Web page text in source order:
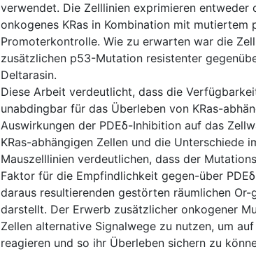
verwendet. Die Zelllinien exprimieren entweder
onkogenes KRas in Kombination mit mutiertem
Promoterkontrolle. Wie zu erwarten war die
zusätzlichen p53-Mutation resistenter
Deltarasin.
Diese Arbeit verdeutlicht, dass die
unabdingbar für das Überleben von KRas-
Auswirkungen der PDEδ-Inhibition auf das
KRas-abhängigen Zellen und die Unterschiede
Mauszelllinien verdeutlichen, dass der
Faktor für die Empfindlichkeit gegen-über
daraus resultierenden gestörten räumlichen Or-
darstellt. Der Erwerb zusätzlicher onkogener
Zellen alternative Signalwege zu nutzen, um
reagieren und so ihr Überleben sichern zu